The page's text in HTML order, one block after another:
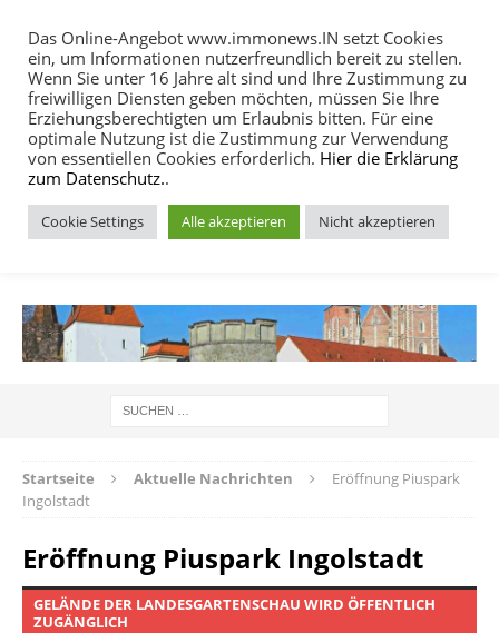
MENU
Startseite Aktuelle Nachrichten
Eröffnung Piuspark
Ingolstadt
Eröffnung Piuspark Ingolstadt
GELÄNDE DER LANDESGARTENSCHAU WIRD ÖFFENTLICH
ZUGÄNGLICH
Das Online-Angebot www.immonews.IN setzt Cookies
ein, um Informationen nutzerfreundlich bereit zu stellen.
Wenn Sie unter 16 Jahre alt sind und Ihre Zustimmung zu
freiwilligen Diensten geben möchten, müssen Sie Ihre
Erziehungsberechtigten um Erlaubnis bitten. Für eine
optimale Nutzung ist die Zustimmung zur Verwendung
von essentiellen Cookies erforderlich. Hier die Erklärung
zum Datenschutz..
Cookie Settings Alle akzeptieren Nicht akzeptieren